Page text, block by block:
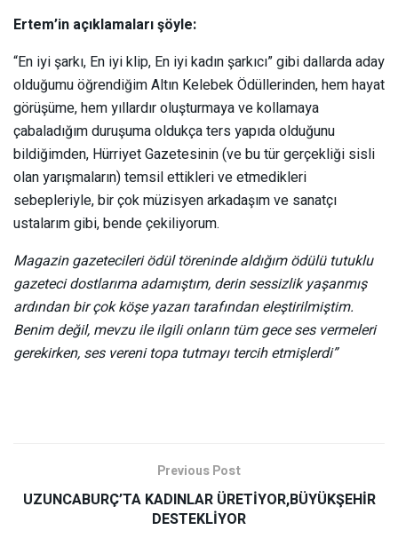
Ertem’in açıklamaları şöyle:
“En iyi şarkı, En iyi klip, En iyi kadın şarkıcı” gibi dallarda aday
olduğumu öğrendiğim Altın Kelebek Ödüllerinden, hem hayat
görüşüme, hem yıllardır oluşturmaya ve kollamaya
çabaladığım duruşuma oldukça ters yapıda olduğunu
bildiğimden, Hürriyet Gazetesinin (ve bu tür gerçekliği sisli
olan yarışmaların) temsil ettikleri ve etmedikleri
sebepleriyle, bir çok müzisyen arkadaşım ve sanatçı
ustalarım gibi, bende çekiliyorum.
Magazin gazetecileri ödül töreninde aldığım ödülü tutuklu
gazeteci dostlarıma adamıştım, derin sessizlik yaşanmış
ardından bir çok köşe yazarı tarafından eleştirilmiştim.
Benim değil, mevzu ile ilgili onların tüm gece ses vermeleri
gerekirken, ses vereni topa tutmayı tercih etmişlerdi”
Previous Post
UZUNCABURÇ’TA KADINLAR ÜRETİYOR,BÜYÜKŞEHİR
DESTEKLİYOR